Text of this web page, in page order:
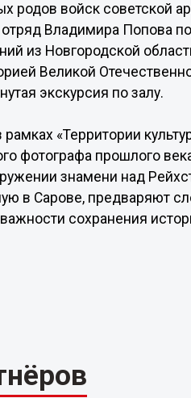
родов войск советской
Владимира Попова
из Новгородской
Великой
экскурсия по залу.
«Территории
фотографа прошлого
знамени над
в Сарове, предваряют
сохранения